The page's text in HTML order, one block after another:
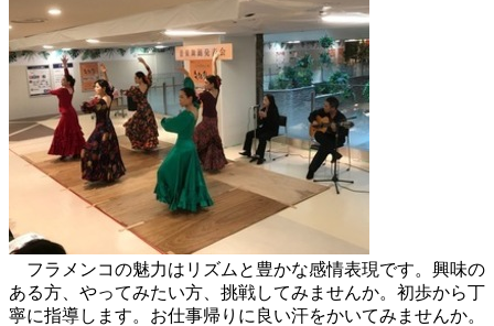
フラメンコの魅力はリズムと豊かな感情表現です。興味の
ある方、やってみたい方、挑戦してみませんか。初歩から丁
寧に指導します。お仕事帰りに良い汗をかいてみませんか。